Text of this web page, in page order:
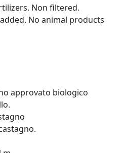
Non filtered.
No animal products
approvato biologico